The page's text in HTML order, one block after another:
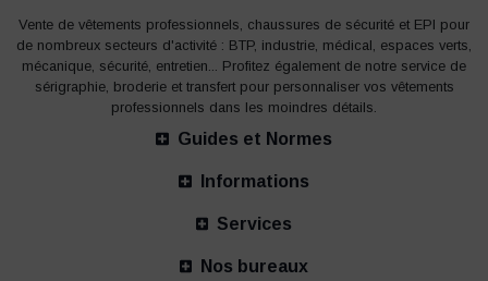
Vente de vêtements professionnels, chaussures de sécurité et EPI pour
de nombreux secteurs d'activité : BTP, industrie, médical, espaces verts,
mécanique, sécurité, entretien... Profitez également de notre service de
sérigraphie, broderie et transfert pour personnaliser vos vêtements
professionnels dans les moindres détails.
Guides et Normes
Informations
Services
Nos bureaux